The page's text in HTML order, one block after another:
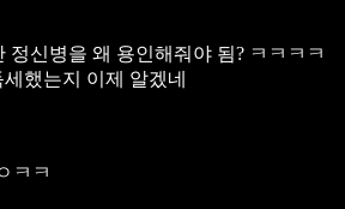
정신병을 왜 용인해줘야 됨? ㅋㅋㅋㅋ
했는지 이제 알겠네
ㅋㅋ